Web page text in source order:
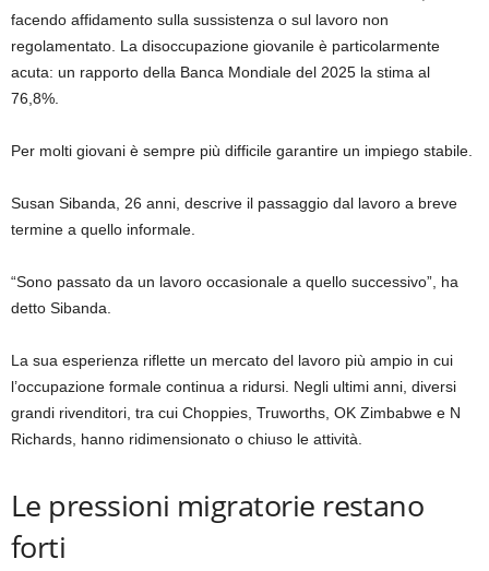
facendo affidamento sulla sussistenza o sul lavoro non
regolamentato. La disoccupazione giovanile è particolarmente
acuta: un rapporto della Banca Mondiale del 2025 la stima al
76,8%.
Per molti giovani è sempre più difficile garantire un impiego stabile.
Susan Sibanda, 26 anni, descrive il passaggio dal lavoro a breve
termine a quello informale.
“Sono passato da un lavoro occasionale a quello successivo”, ha
detto Sibanda.
La sua esperienza riflette un mercato del lavoro più ampio in cui
l’occupazione formale continua a ridursi. Negli ultimi anni, diversi
grandi rivenditori, tra cui Choppies, Truworths, OK Zimbabwe e N
Richards, hanno ridimensionato o chiuso le attività.
Le pressioni migratorie restano
forti